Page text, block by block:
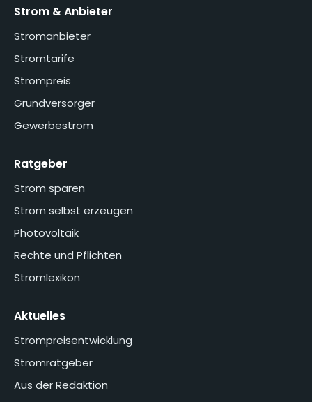
Strom & Anbieter
Stromanbieter
Stromtarife
Strompreis
Grundversorger
Gewerbestrom
Ratgeber
Strom sparen
Strom selbst erzeugen
Photovoltaik
Rechte und Pflichten
Stromlexikon
Aktuelles
Strompreisentwicklung
Stromratgeber
Aus der Redaktion